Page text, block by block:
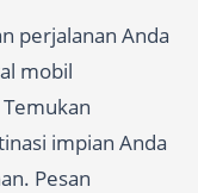
perjalanan Anda
mobil
Temukan
impian Anda
Pesan